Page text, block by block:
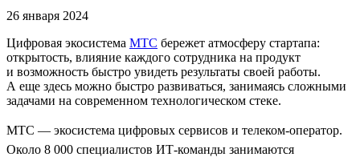
26 января 2024
Цифровая экосистема МТС бережет атмосферу стартапа:
открытость, влияние каждого сотрудника на продукт
и возможность быстро увидеть результаты своей работы.
А еще здесь можно быстро развиваться, занимаясь сложными
задачами на современном технологическом стеке.
МТС — экосистема цифровых сервисов и телеком-оператор.
Около 8 000 специалистов ИТ-команды занимаются